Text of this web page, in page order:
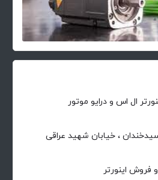
ال اس و درایو موتور
، خیابان شهید عراقی
فروش اینورتر